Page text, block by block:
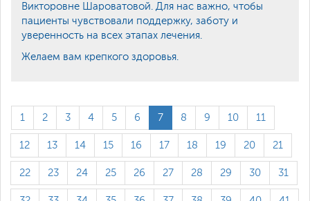
Викторовне Шароватовой. Для нас важно, чтобы
пациенты чувствовали поддержку, заботу и
уверенность на всех этапах лечения.
Желаем вам крепкого здоровья.
1 2 3 4 5 6 7 8 9 10 11
12 13 14 15 16 17 18 19 20 21
22 23 24 25 26 27 28 29 30 31